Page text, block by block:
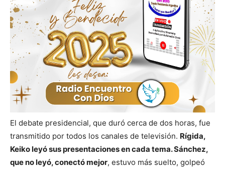
El debate presidencial, que duró cerca de dos horas, fue
transmitido por todos los canales de televisión. Rígida,
Keiko leyó sus presentaciones en cada tema. Sánchez,
que no leyó, conectó mejor, estuvo más suelto, golpeó